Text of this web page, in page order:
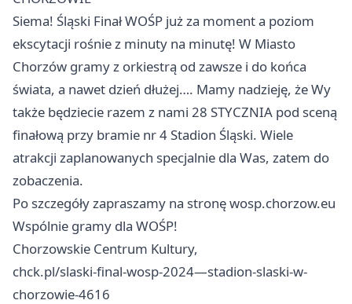
Siema! Śląski Finał WOŚP już za moment a poziom
ekscytacji rośnie z minuty na minutę! W Miasto
Chorzów gramy z orkiestrą od zawsze i do końca
świata, a nawet dzień dłużej…. Mamy nadzieję, że Wy
także będziecie razem z nami 28 STYCZNIA pod sceną
finałową przy bramie nr 4 Stadion Śląski. Wiele
atrakcji zaplanowanych specjalnie dla Was, zatem do
zobaczenia.
Po szczegóły zapraszamy na stronę wosp.chorzow.eu
Wspólnie gramy dla WOŚP!
Chorzowskie Centrum Kultury,
chck.pl/slaski-final-wosp-2024—stadion-slaski-w-
chorzowie-4616